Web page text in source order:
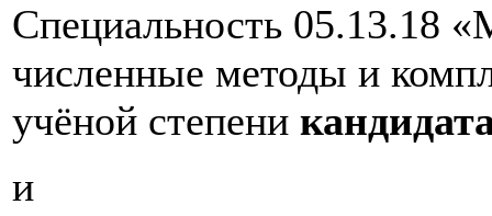
Специальность 05.13.18
численные методы и
учёной степени
и